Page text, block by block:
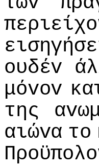
oυδέv
μόvov
της
αιώvα τo